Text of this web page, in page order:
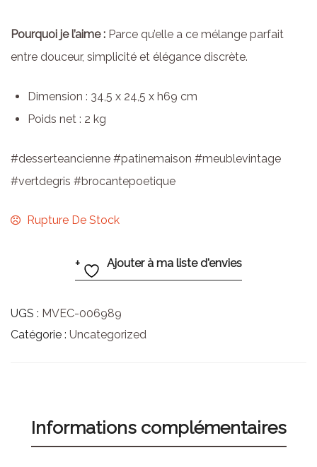
Pourquoi je l’aime : Parce qu’elle a ce mélange parfait
entre douceur, simplicité et élégance discrète.
Dimension : 34,5 x 24,5 x h69 cm
Poids net : 2 kg
#desserteancienne #patinemaison #meublevintage
#vertdegris #brocantepoetique
Rupture De Stock
Ajouter à ma liste d'envies
UGS : MVEC-006989
Catégorie : Uncategorized
Informations complémentaires